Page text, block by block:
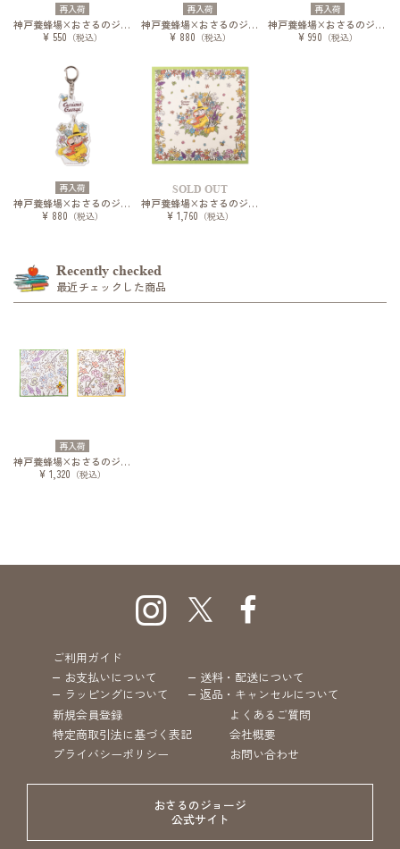
再入荷
神戸養蜂場×おさるのジョージ アンテリックボールペン
¥ 550 （税込）
再入荷
神戸養蜂場×おさるのジョージ 木製マグネット
¥ 880 （税込）
再入荷
神戸養蜂場×おさるのジョージ 木製スタンプ
¥ 990 （税込）
再入荷
神戸養蜂場×おさるのジョージ キーホルダー
¥ 880 （税込）
SOLD OUT
神戸養蜂場×おさるのジョージ 大判ハンカチ
¥ 1,760 （税込）
Recently checked
最近チェックした商品
再入荷
神戸養蜂場×おさるのジョージ タオルハンカチ
¥ 1,320 （税込）
ご利用ガイド
お支払いについて
送料・配送について
ラッピングについて
返品・キャンセルについて
新規会員登録
よくあるご質問
特定商取引法に基づく表記
会社概要
プライバシーポリシー
お問い合わせ
おさるのジョージ
公式サイト